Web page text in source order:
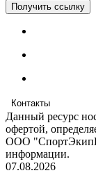
Получить ссылку
Контакты
Данный ресурс
офертой,
ООО
информации.
07.08.2026